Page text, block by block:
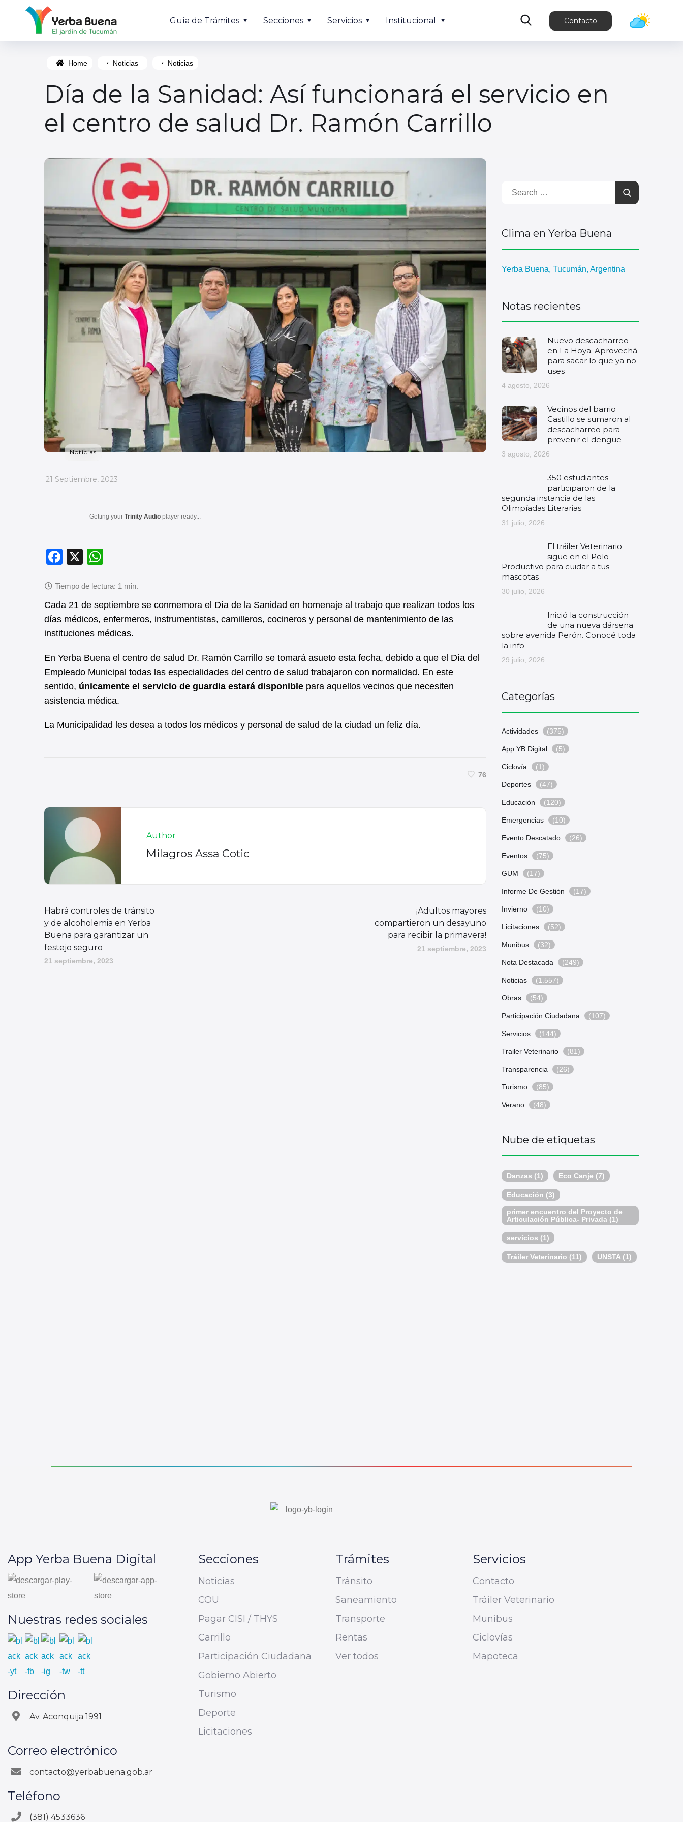
Guía de Trámites Secciones Servicios Institucional Contacto
Home Noticias_ Noticias
Día de la Sanidad: Así funcionará el servicio en
el centro de salud Dr. Ramón Carrillo
Noticias
_
21 Septiembre, 2023
Getting your Trinity Audio player ready...
F
c
e
b
o
o
k
X
at
s
A
p
p
Cada 21 de septiembre se conmemora el Día de la Sanidad en homenaje al trabajo que realizan todos los
días médicos, enfermeros, instrumentistas, camilleros, cocineros y personal de mantenimiento de las
instituciones médicas.
En Yerba Buena el centro de salud Dr. Ramón Carrillo se tomará asueto esta fecha, debido a que el Día del
Empleado Municipal todas las especialidades del centro de salud trabajaron con normalidad. En este
sentido, únicamente el servicio de guardia estará disponible para aquellos vecinos que necesiten
asistencia médica.
La Municipalidad les desea a todos los médicos y personal de salud de la ciudad un feliz día.
76
Author
Milagros Assa Cotic
Habrá controles de tránsito
y de alcoholemia en Yerba
Buena para garantizar un
festejo seguro
21 septiembre, 2023
¡Adultos mayores
compartieron un desayuno
para recibir la primavera!
21 septiembre, 2023
Clima en Yerba Buena
Yerba Buena, Tucumán, Argentina
Notas recientes
Nuevo descacharreo
en La Hoya. Aprovechá
para sacar lo que ya no
uses
4 agosto, 2026
Vecinos del barrio
Castillo se sumaron al
descacharreo para
prevenir el dengue
3 agosto, 2026
350 estudiantes
participaron de la
segunda instancia de las
Olimpíadas Literarias
31 julio, 2026
El tráiler Veterinario
sigue en el Polo
Productivo para cuidar a tus
mascotas
30 julio, 2026
Inició la construcción
de una nueva dársena
sobre avenida Perón. Conocé toda
la info
29 julio, 2026
Categorías
Actividades (375)
App YB Digital (5)
Ciclovía (1)
Deportes (47)
Educación (120)
Emergencias (10)
Evento Descatado (26)
Eventos (75)
GUM (17)
Informe De Gestión (17)
Invierno (10)
Licitaciones (52)
Munibus (32)
Nota Destacada (249)
Noticias (1.557)
Obras (54)
Participación Ciudadana (107)
Servicios (144)
Trailer Veterinario (81)
Transparencia (26)
Turismo (85)
Verano (48)
Nube de etiquetas
Danzas (1) Eco Canje (7)
Educación (3)
primer encuentro del Proyecto de
Articulación Pública- Privada (1)
servicios (1)
Tráiler Veterinario (11) UNSTA (1)
App Yerba Buena Digital
Nuestras redes sociales
Dirección
Av. Aconquija 1991
Correo electrónico
contacto@yerbabuena.gob.ar
Teléfono
(381) 4533636
Secciones
Noticias
COU
Pagar CISI / THYS
Carrillo
Participación Ciudadana
Gobierno Abierto
Turismo
Deporte
Licitaciones
Trámites
Tránsito
Saneamiento
Transporte
Rentas
Ver todos
Servicios
Contacto
Tráiler Veterinario
Munibus
Ciclovías
Mapoteca